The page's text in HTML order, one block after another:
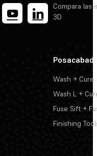
Compara las
3D
Wash + Cure
Wash L +
Fuse Sift +
Finishing